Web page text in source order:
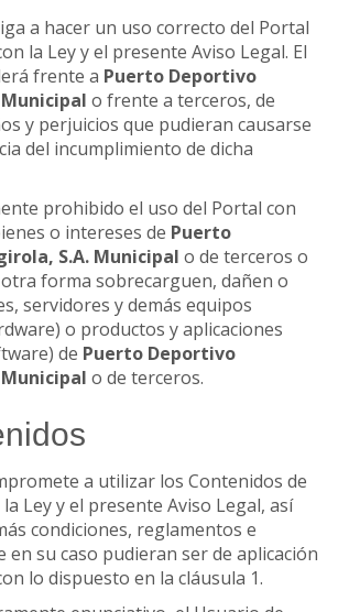
a hacer un uso correcto del Portal
la Ley y el presente Aviso Legal. El
frente a Puerto Deportivo
o frente a terceros, de
y perjuicios que pudieran causarse
del incumplimiento de dicha
prohibido el uso del Portal con
o intereses de Puerto
S.A. Municipal o de terceros o
forma sobrecarguen, dañen o
servidores y demás equipos
o productos y aplicaciones
de Puerto Deportivo
o de terceros.
a utilizar los Contenidos de
Ley y el presente Aviso Legal, así
condiciones, reglamentos e
en su caso pudieran ser de aplicación
lo dispuesto en la cláusula 1.